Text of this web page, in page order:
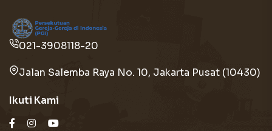
021-3908118-20
Jalan Salemba Raya No. 10, Jakarta Pusat (10430)
Ikuti Kami